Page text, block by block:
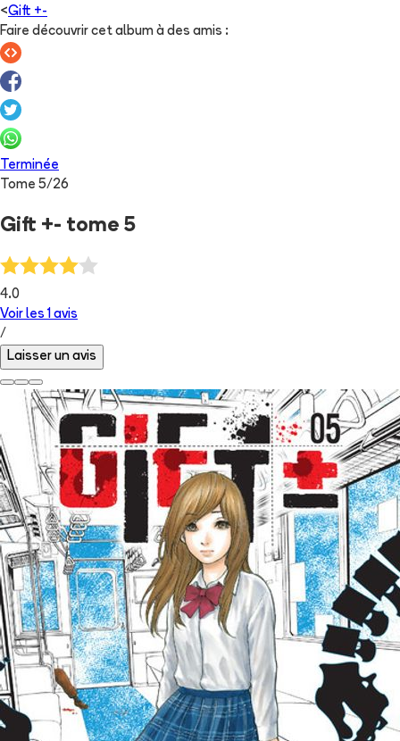
<Gift +-
Faire découvrir cet album à des amis :
Terminée
Tome 5/26
Gift +- tome 5
4.0
Voir les 1 avis
/
Laisser un avis